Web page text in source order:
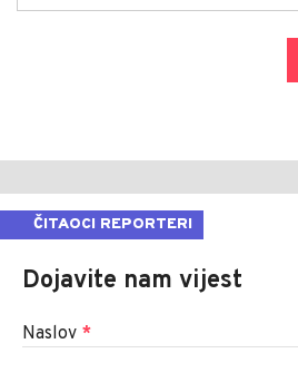
ČITAOCI REPORTERI
Dojavite nam vijest
Naslov *